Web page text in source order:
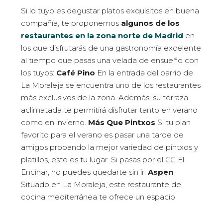
Si lo tuyo es degustar platos exquisitos en buena
compañía, te proponemos algunos de los
restaurantes en la zona norte de Madrid en
los que disfrutarás de una gastronomía excelente
al tiempo que pasas una velada de ensueño con
los tuyos: Café Pino En la entrada del barrio de
La Moraleja se encuentra uno de los restaurantes
más exclusivos de la zona. Además, su terraza
aclimatada te permitirá disfrutar tanto en verano
como en invierno. Más Que Pintxos Si tu plan
favorito para el verano es pasar una tarde de
amigos probando la mejor variedad de pintxos y
platillos, este es tu lugar. Si pasas por el CC El
Encinar, no puedes quedarte sin ir. Aspen
Situado en La Moraleja, este restaurante de
cocina mediterránea te ofrece un espacio